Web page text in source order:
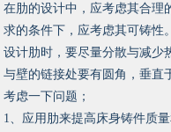
在肋的设计中，应考虑其合理
求的条件下，应考虑其可铸性
设计肋时，要尽量分散与减少
与壁的链接处要有圆角，垂直
考虑一下问题；
1、应用肋来提高床身铸件质